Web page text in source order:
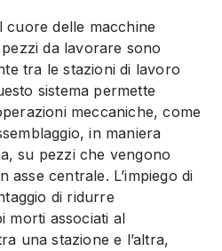
cuore delle macchine
da lavorare sono
tra le stazioni di lavoro
sistema permette
meccaniche, come
in maniera
su pezzi che vengono
asse centrale. L’impiego di
di ridurre
morti associati al
una stazione e l’altra,